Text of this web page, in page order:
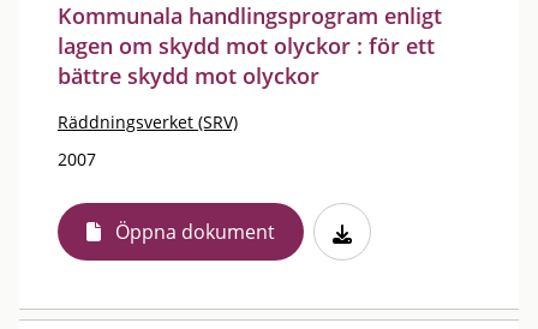
Kommunala handlingsprogram enligt
lagen om skydd mot olyckor : för ett
bättre skydd mot olyckor
Räddningsverket (SRV)
2007
Öppna dokument